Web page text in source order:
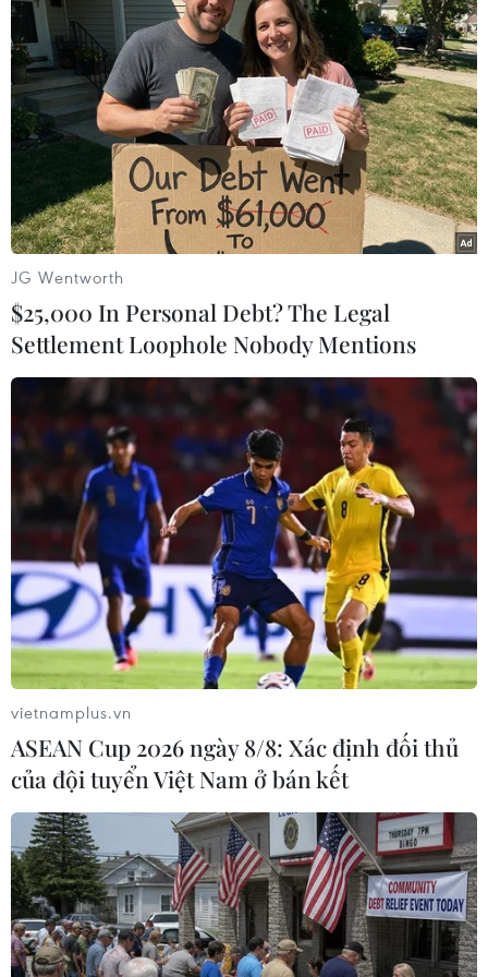
quảng cáo tránh chủ đề không muốn
30/01/2021 22:00
Mạng xã hội Facebook mới đây cho biết họ đang tìm
cách cho phép các nhà quảng cáo tránh đặt các thông
điệp tiếp thị trên Trang tin người dùng bên cạnh những
nội dung họ không muốn liên kết.
Lừa đảo các giao dịch ngân hàng, ví điện
tử gia tăng dịp Tết
04/02/2021 02:33
Người dùng cần cẩn trọng với các giao dịch online vì
đây là thời điểm nhiều nhóm hacker đang gia tăng hoạt
động lừa đảo nhắm vào các dịch vụ banking, ví điện tử.
JG Wentworth
$25,000 In Personal Debt? The Legal
Settlement Loophole Nobody Mentions
vietnamplus.vn
ASEAN Cup 2026 ngày 8/8: Xác định đối thủ
của đội tuyển Việt Nam ở bán kết